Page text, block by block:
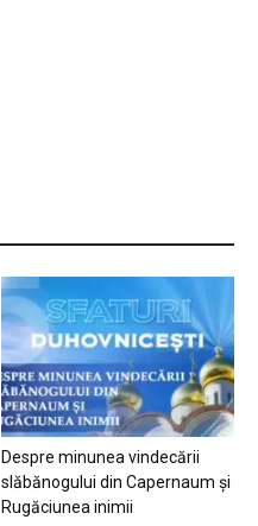
Despre minunea vindecării
slăbănogului din Capernaum și
Rugăciunea inimii